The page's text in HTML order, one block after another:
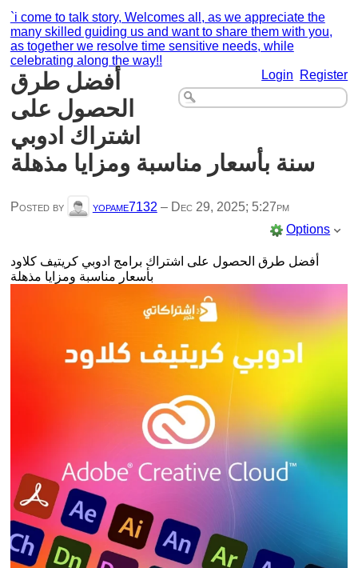
`i come to talk story, Welcomes all, as we appreciate the
many skilled guiding us and want to share them with you,
as together we resolve time sensitive needs, while
celebrating along the way!!
Login
Register
أفضل طرق
الحصول على
اشتراك ادوبي
سنة بأسعار مناسبة ومزايا مذهلة
Posted by yopame7132 – Dec 29, 2025; 5:27pm
Options
أفضل طرق الحصول على اشتراك برامج ادوبي كريتيف كلاود
بأسعار مناسبة ومزايا مذهلة